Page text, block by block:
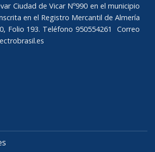
Ciudad de Vicar Nº990 en el municipio
en el Registro Mercantil de Almería
Folio 193. Teléfono 950554261 Correo